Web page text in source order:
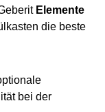
Elemente
die beste
bei der